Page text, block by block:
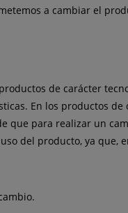
a cambiar el
de carácter
En los productos
que para realizar un
del producto, ya que,